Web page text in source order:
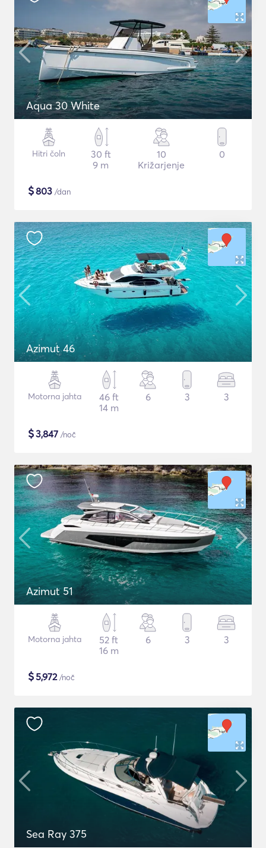
Aqua 30 White
Hitri čoln
30 ft
9 m
10
Križarjenje
0
$803 /dan
Azimut 46
Motorna jahta
46 ft
14 m
6 3 3
$3,847 /noč
Azimut 51
Motorna jahta
52 ft
16 m
6 3 3
$5,972/noč
Sea Ray 375